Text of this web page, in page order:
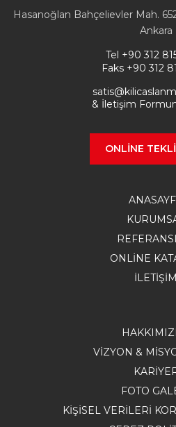
Hasanoğlan Bahçelievler Mah.
Ankara
Tel +90 312
Faks +90 312
& İletişim
ONLINE
ONLİNE
İLETIŞIM
VIZYON &
FOTO
KIŞISEL VERILERI